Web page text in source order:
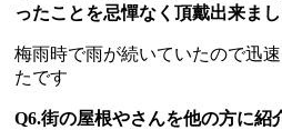
ったことを忌憚なく頂戴出来まし
梅雨時で雨が続いていたので迅
たです
Q6.街の屋根やさんを他の方に紹